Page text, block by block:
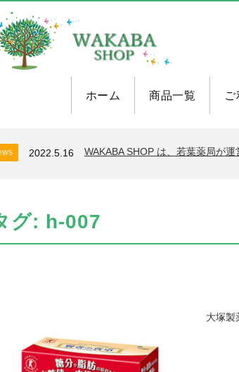
ホーム 商品一覧 ご
2022.5.16 WAKABA SHOP は、若葉薬局が
グ: h-007
大塚製